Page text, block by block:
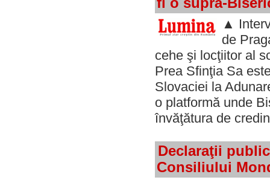
▲
de
cehe şi locţiitor al
Prea Sfinţia Sa
Slovaciei la
o platformă unde
învăţătura de
Declaraţii
Consiliului